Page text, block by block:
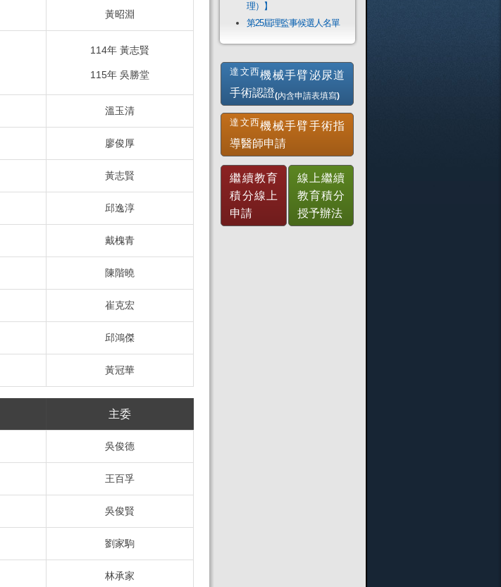
黃昭淵
114年 黃志賢
115年 吳勝堂
溫玉清
廖俊厚
黃志賢
邱逸淳
戴槐青
陳階曉
崔克宏
邱鴻傑
黃冠華
主委
吳俊德
王百孚
吳俊賢
劉家駒
林承家
理）】
第25屆理監事候選人名單
達文西機械手臂泌尿道
手術認證(內含申請表填寫)
達文西機械手臂手術指
導醫師申請
繼續教育
積分線上
申請
線上繼續
教育積分
授予辦法